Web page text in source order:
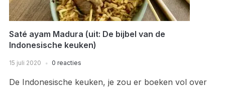
Saté ayam Madura (uit: De bijbel van de
Indonesische keuken)
15 juli 2020 0 reacties
De Indonesische keuken, je zou er boeken vol over